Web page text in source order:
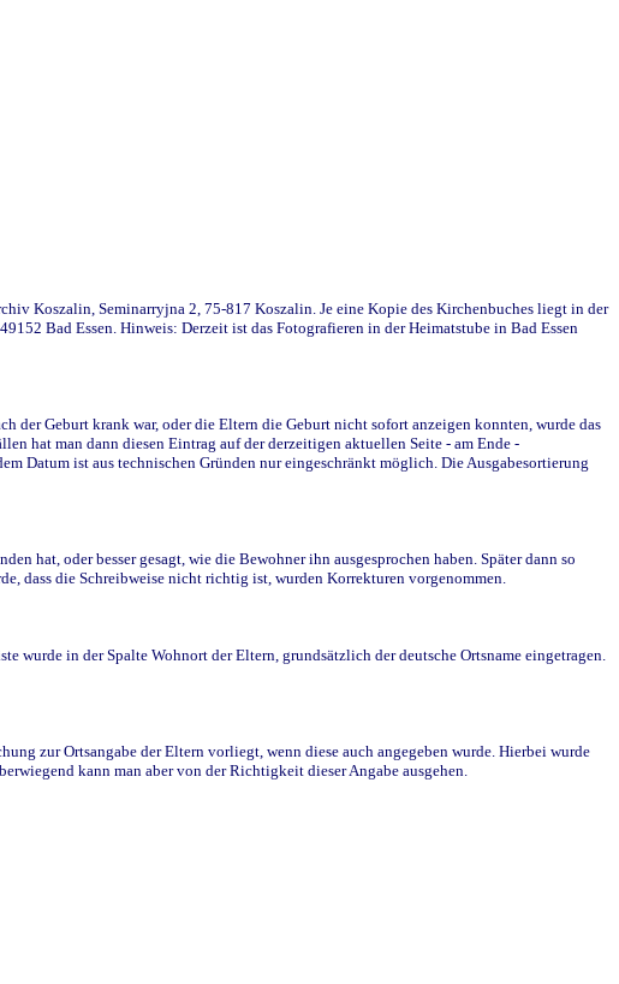
Koszalin, Seminarryjna 2, 75-817 Koszalin. Je eine Kopie des Kirchenbuches liegt in der
Bad Essen. Hinweis: Derzeit ist das Fotografieren in der Heimatstube in Bad Essen
der Geburt krank war, oder die Eltern die Geburt nicht sofort anzeigen konnten, wurde das
hat man dann diesen Eintrag auf der derzeitigen aktuellen Seite - am Ende -
Datum ist aus technischen Gründen nur eingeschränkt möglich. Die Ausgabesortierung
hat, oder besser gesagt, wie die Bewohner ihn ausgesprochen haben. Später dann so
dass die Schreibweise nicht richtig ist, wurden Korrekturen vorgenommen.
wurde in der Spalte Wohnort der Eltern, grundsätzlich der deutsche Ortsname eingetragen.
zur Ortsangabe der Eltern vorliegt, wenn diese auch angegeben wurde. Hierbei wurde
kann man aber von der Richtigkeit dieser Angabe ausgehen.